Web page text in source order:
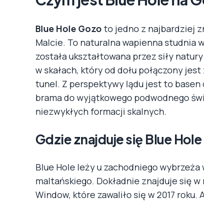
Blue Hole Gozo to jedno z najbardziej
Malcie. To naturalna wapienna studnia
została ukształtowana przez siły
w skałach, który od dołu połączony
tunel. Z perspektywy lądu jest to basen
brama do wyjątkowego podwodnego
niezwykłych formacji skalnych.
Gdzie znajduje się Blue
Blue Hole leży u zachodniego wybrzeża
maltańskiego. Dokładnie znajduje się
Window, które zawaliło się w 2017